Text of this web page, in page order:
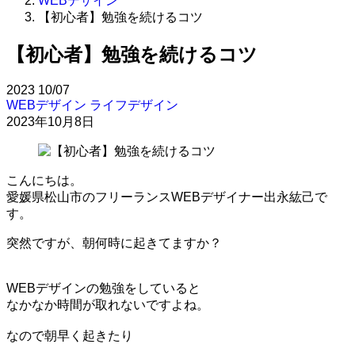
【初心者】勉強を続けるコツ
【初心者】勉強を続けるコツ
2023 10/07
WEBデザイン ライフデザイン
2023年10月8日
こんにちは。
愛媛県松山市のフリーランスWEBデザイナー出永紘己で
す。
突然ですが、朝何時に起きてますか？
WEBデザインの勉強をしていると
なかなか時間が取れないですよね。
なので朝早く起きたり